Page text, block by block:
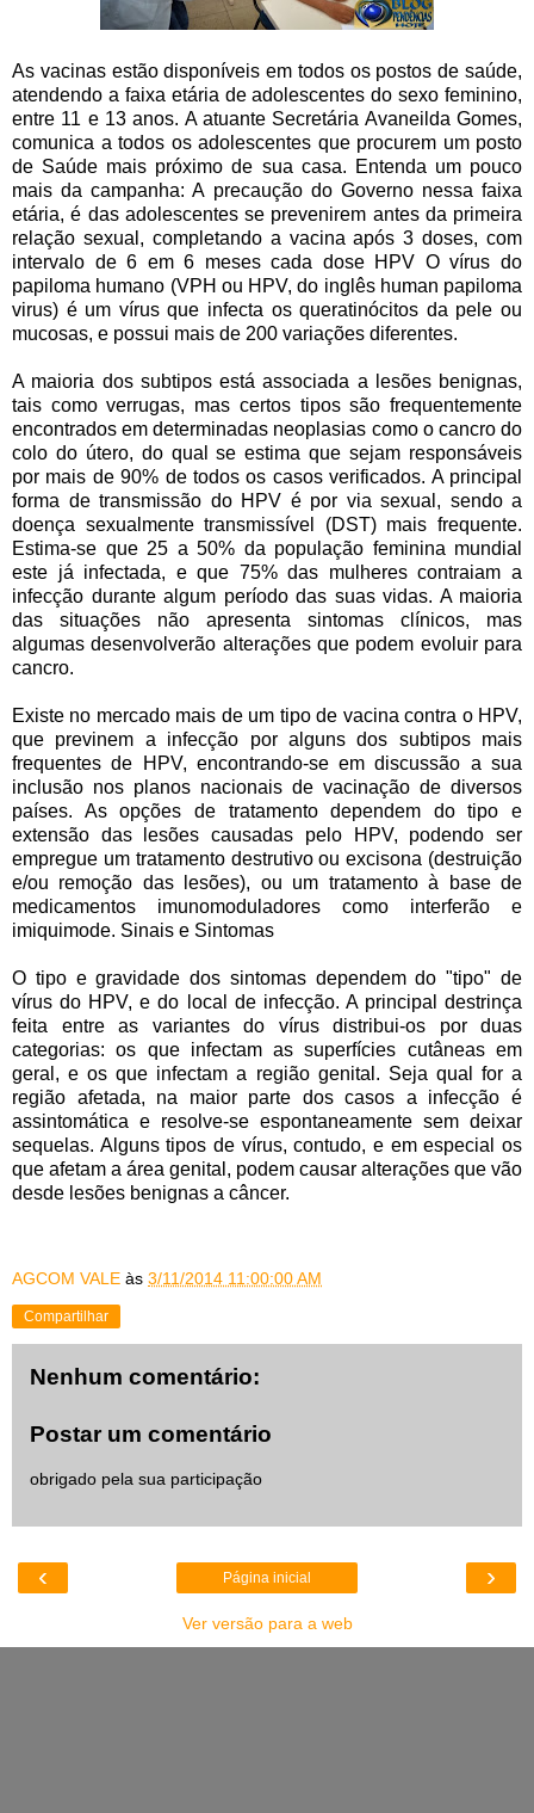
As vacinas estão disponíveis em todos os postos de saúde,
atendendo a faixa etária de adolescentes do sexo feminino,
entre 11 e 13 anos. A atuante Secretária Avaneilda Gomes,
comunica a todos os adolescentes que procurem um posto
de Saúde mais próximo de sua casa. Entenda um pouco
mais da campanha: A precaução do Governo nessa faixa
etária, é das adolescentes se prevenirem antes da primeira
relação sexual, completando a vacina após 3 doses, com
intervalo de 6 em 6 meses cada dose HPV O vírus do
papiloma humano (VPH ou HPV, do inglês human papiloma
virus) é um vírus que infecta os queratinócitos da pele ou
mucosas, e possui mais de 200 variações diferentes.
A maioria dos subtipos está associada a lesões benignas,
tais como verrugas, mas certos tipos são frequentemente
encontrados em determinadas neoplasias como o cancro do
colo do útero, do qual se estima que sejam responsáveis
por mais de 90% de todos os casos verificados. A principal
forma de transmissão do HPV é por via sexual, sendo a
doença sexualmente transmissível (DST) mais frequente.
Estima-se que 25 a 50% da população feminina mundial
este já infectada, e que 75% das mulheres contraiam a
infecção durante algum período das suas vidas. A maioria
das situações não apresenta sintomas clínicos, mas
algumas desenvolverão alterações que podem evoluir para
cancro.
Existe no mercado mais de um tipo de vacina contra o HPV,
que previnem a infecção por alguns dos subtipos mais
frequentes de HPV, encontrando-se em discussão a sua
inclusão nos planos nacionais de vacinação de diversos
países. As opções de tratamento dependem do tipo e
extensão das lesões causadas pelo HPV, podendo ser
empregue um tratamento destrutivo ou excisona (destruição
e/ou remoção das lesões), ou um tratamento à base de
medicamentos imunomoduladores como interferão e
imiquimode. Sinais e Sintomas
O tipo e gravidade dos sintomas dependem do "tipo" de
vírus do HPV, e do local de infecção. A principal destrinça
feita entre as variantes do vírus distribui-os por duas
categorias: os que infectam as superfícies cutâneas em
geral, e os que infectam a região genital. Seja qual for a
região afetada, na maior parte dos casos a infecção é
assintomática e resolve-se espontaneamente sem deixar
sequelas. Alguns tipos de vírus, contudo, e em especial os
que afetam a área genital, podem causar alterações que vão
desde lesões benignas a câncer.
AGCOM VALE às 3/11/2014 11:00:00 AM
Compartilhar
Nenhum comentário:
Postar um comentário
obrigado pela sua participação
‹ ›
Página inicial
Ver versão para a web